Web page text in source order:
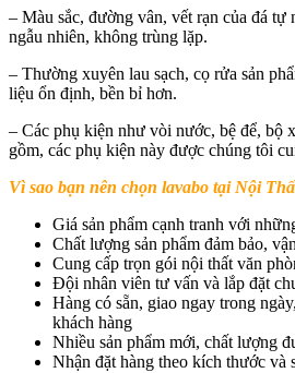
– Màu sắc, đường vân, vết rạn của đá tự
ngẫu nhiên, không trùng lặp.
– Thường xuyên lau sạch, cọ rửa sản
liệu ổn định, bền bỉ hơn.
– Các phụ kiện như vòi nước, bệ để,
gồm, các phụ kiện này được chúng tôi
Vì sao bạn nên chọn lavabo tại Nội
Giá sản phẩm cạnh tranh với
Chất lượng sản phẩm đảm bảo,
Cung cấp trọn gói nội thất văn
Đội nhân viên tư vấn và lắp đặt
Hàng có sẵn, giao ngay trong
khách hàng
Nhiều sản phẩm mới, chất lượng
Nhận đặt hàng theo kích thước và